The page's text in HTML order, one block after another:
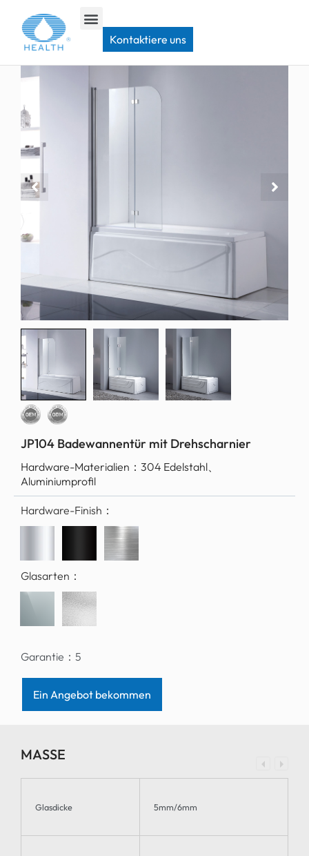
Kontaktiere uns
JP104 Badewannentür mit Drehscharnier
JP104 Badewannentür mit Drehscharnier
Hardware-Materialien： 304 Edelstahl、
Aluminiumprofil
Hardware-Finish：
Glasarten：
Garantie： 5
Ein Angebot bekommen
MASSE
Glasdicke 5mm/6mm